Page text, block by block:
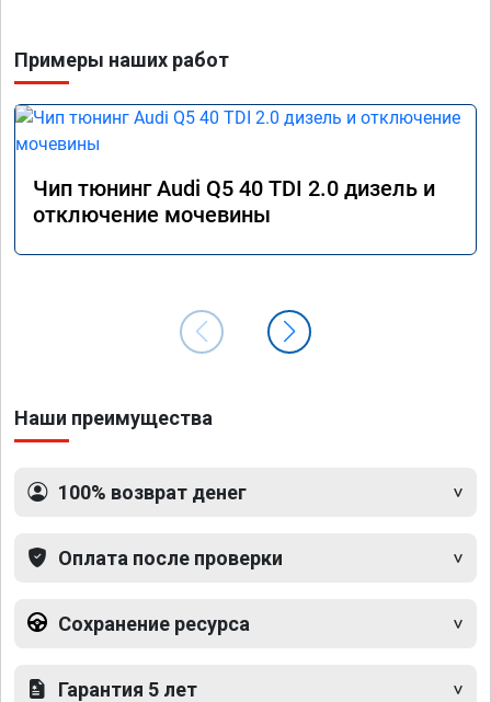
Примеры наших работ
Чип тюнинг Audi Q5 40 TDI 2.0 дизель и
отключение мочевины
Наши преимущества
100% возврат денег
Оплата после проверки
Сохранение ресурса
Гарантия 5 лет